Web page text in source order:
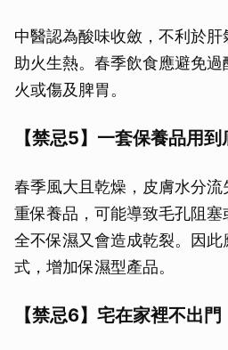
中醫認為酸味收斂，不利於
助火生熱。春季飲食應避免
火或傷及脾胃。
【禁忌5】一套保養品用到
春季風大且乾燥，皮膚水分
重保養品，可能導致毛孔阻
全不保濕又會造成乾裂。因
式，增加保濕型產品。
【禁忌6】宅在家裡不出門